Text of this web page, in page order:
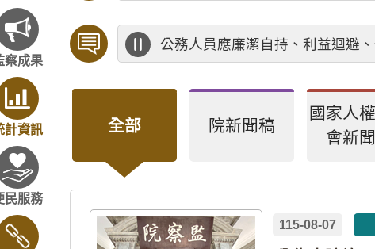
察成果
計資訊
民服務
公務人員應廉潔自持、利益迴避
全部 院新聞稿
國家人
會新
115-08-07